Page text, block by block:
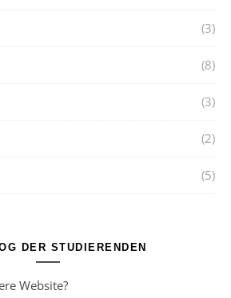
(3)
(8)
(3)
(2)
(5)
DER STUDIERENDEN
Website?